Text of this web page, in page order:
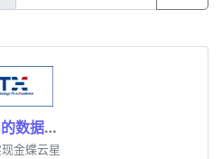
金蝶云星空与通天晓OMS的数据对接实现高效集成
金蝶云星